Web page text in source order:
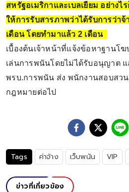
สหรัฐอเมริกาและเบลเยียม อย่าง
ให้การรับสารภาพว่าได้รับการว่าจ้
เดือน โดยทำมาแล้ว 2 เดือน
เบื้องต้นเจ้าหน้าที่แจ้งข้อหาฐานโ
เล่นการพนันโดยไม่ได้รับอนุญาต
พรบ.การพนัน ส่ง พนักงานสอบสว
กฎหมายต่อไป
Tags ค่าจ้าง เว็บพนัน VIP
ข่าวที่เกี่ยวข้อง